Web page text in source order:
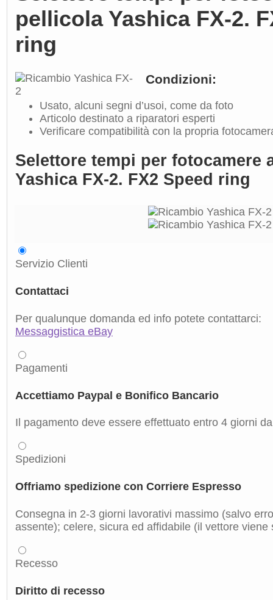
pellicola Yashica FX-2.
ring
Condizioni:
Usato, alcuni segni d’usoi, come da foto
Articolo destinato a riparatori esperti
Verificare compatibilità con la propria
Selettore tempi per fotocamere
Yashica FX-2. FX2 Speed ring
Servizio Clienti
Contattaci
Per qualunque domanda ed info potete contattarci:
Messaggistica eBay
Pagamenti
Accettiamo Paypal e Bonifico Bancario
Il pagamento deve essere effettuato entro 4 giorni
Spedizioni
Offriamo spedizione con Corriere Espresso
Consegna in 2-3 giorni lavorativi massimo (salvo
assente); celere, sicura ed affidabile (il vettore
Recesso
Diritto di recesso